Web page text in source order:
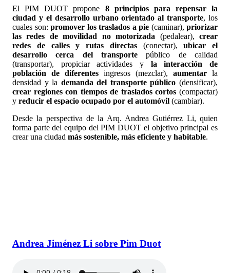
El PIM DUOT propone 8 principios para repensar la
ciudad y el desarrollo urbano orientado al transporte, los
cuales son: promover los traslados a pie (caminar), priorizar
las redes de movilidad no motorizada (pedalear),crear
redes de calles y rutas directas(conectar),ubicar el
desarrollo cerca del transporte público de calidad
(transportar), propiciar actividades y la interacción de
población de diferentes ingresos (mezclar), aumentar la
densidad y la demanda del transporte público (densificar),
crear regiones con tiempos de traslados cortos (compactar)
y reducir el espacio ocupado por el automóvil (cambiar).
Desde la perspectiva de la Arq. Andrea Gutiérrez Li, quien
forma parte del equipo del PIM DUOT el objetivo principal es
crear una ciudad más sostenible, más eficiente y habitable.
Andrea Jiménez Li sobre Pim Duot